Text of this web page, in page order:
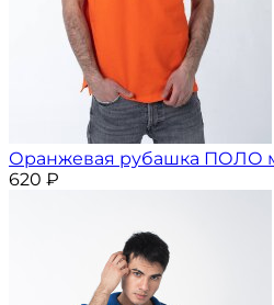
Оранжевая рубашка ПОЛО
620 ₽